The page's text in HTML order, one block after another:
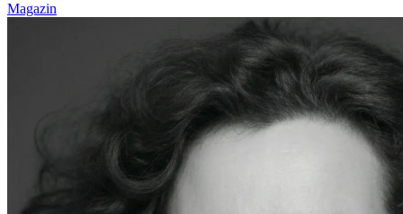
Magazin